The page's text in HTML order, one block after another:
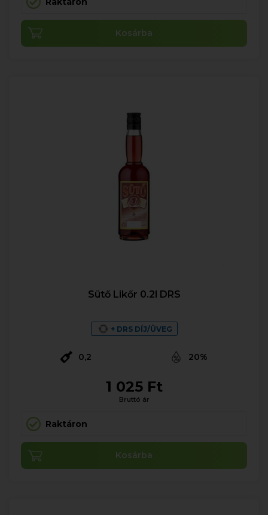
Kosárba
Sütő Likőr 0.2l DRS
+ DRS DÍJ/ÜVEG
0,2 20%
1 025 Ft
Bruttó ár
Raktáron
Kosárba